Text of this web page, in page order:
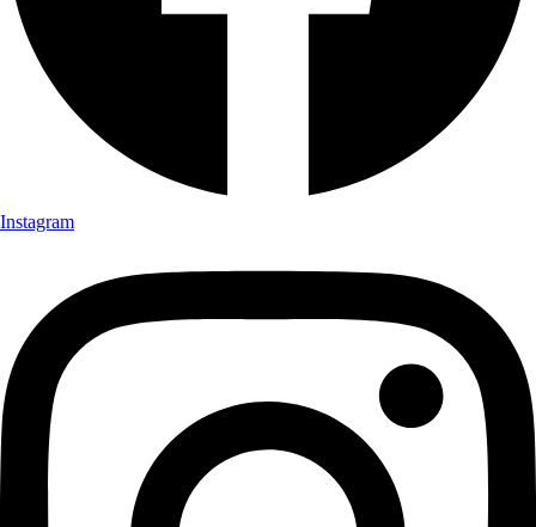
Instagram